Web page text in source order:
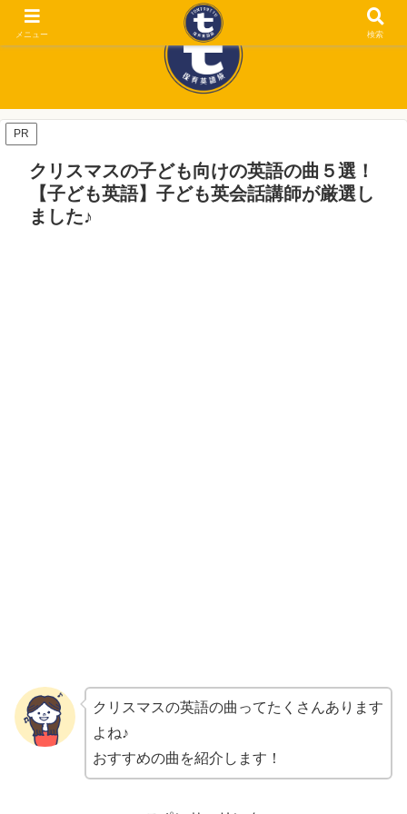
PR
クリスマスの子ども向けの英語の曲５選！
【子ども英語】子ども英会話講師が厳選し
ました♪
クリスマスの英語の曲ってたくさんあります
よね♪
おすすめの曲を紹介します！
メニュー 検索